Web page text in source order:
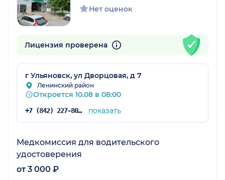
Нет оценок
Лицензия проверена
г Ульяновск, ул Дворцовая, д 7
Ленинский район
Откроется 10.08 в 08:00
+7 (842) 227-80-80 показать
Медкомиссия для водительского
удостоверения
от 3 000 ₽